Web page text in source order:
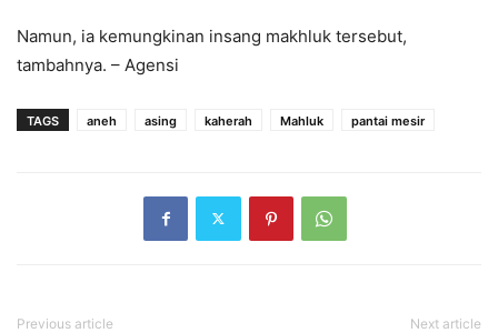
Namun, ia kemungkinan insang makhluk tersebut,
tambahnya. – Agensi
TAGS aneh asing kaherah Mahluk pantai mesir
Previous article Next article